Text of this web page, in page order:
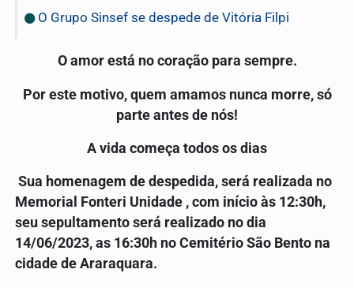
O Grupo Sinsef se despede de Vitória Filpi
O amor está no coração para sempre.
Por este motivo, quem amamos nunca morre, só
parte antes de nós!
A vida começa todos os dias
Sua homenagem de despedida, será realizada no
Memorial Fonteri Unidade , com início às 12:30h,
seu sepultamento será realizado no dia
14/06/2023, as 16:30h no Cemitério São Bento na
cidade de Araraquara.